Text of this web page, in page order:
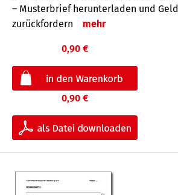
– Musterbrief herunterladen und Geld
zurückfordern
mehr
0,90 €
0,90 €